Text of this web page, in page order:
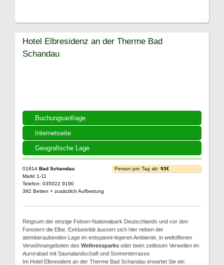
Buchungsanfrage
Internetseite
Geografische Lage
Hotel Elbresidenz an der Therme Bad
Schandau
01814 Bad Schandau
Markt 1-11
Telefon: 035022 9190
392 Betten + zusätzlich Aufbettung
Person pro Tag ab: 93€
Ringsum der einzige Felsen-Nationalpark Deutschlands und vor den
Fenstern die Elbe. Exklusivität äussert sich hier neben der
atemberaubenden Lage im entspannt-legeren Ambiente, in weltoffenen
Verwöhnangeboten des Wellnessparks oder beim zeitlosen Verweilen im
Aurorabad mit Saunalandschaft und Sonnenterrasse.
Im Hotel Elbresident an der Therme Bad Schandau erwartet Sie ein